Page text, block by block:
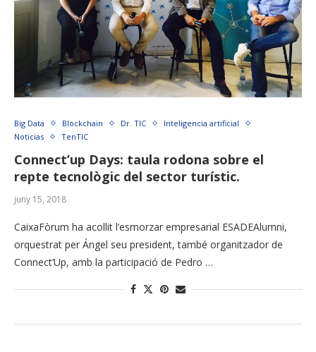
Big Data Blockchain Dr. TIC
Inteligencia artificial
Noticias
TenTIC
Connect’up Days: taula rodona sobre el
repte tecnològic del sector turístic.
juny 15, 2018
CaixaFòrum ha acollit l’esmorzar empresarial ESADEAlumni,
orquestrat per Ángel seu president, també organitzador de
Connect’Up, amb la participació de Pedro …